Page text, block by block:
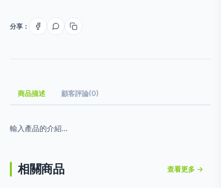
分享：
商品描述 顧客評論(0)
輸入產品的介紹...
相關商品 查看更多 →